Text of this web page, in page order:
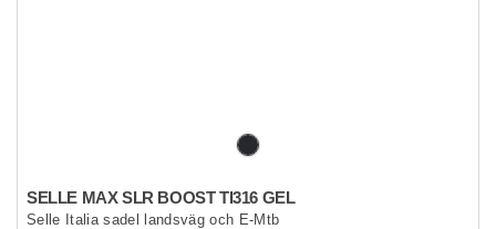
SELLE MAX SLR BOOST TI316 GEL
Selle Italia sadel landsväg och E-Mtb